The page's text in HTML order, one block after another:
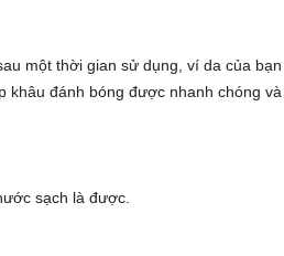
một thời gian sử dụng, ví da của
khâu đánh bóng được nhanh chóng và
sạch là được.